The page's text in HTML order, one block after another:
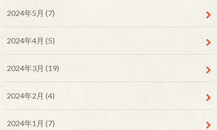
2024年5月 (7)
2024年4月 (5)
2024年3月 (19)
2024年2月 (4)
2024年1月 (7)